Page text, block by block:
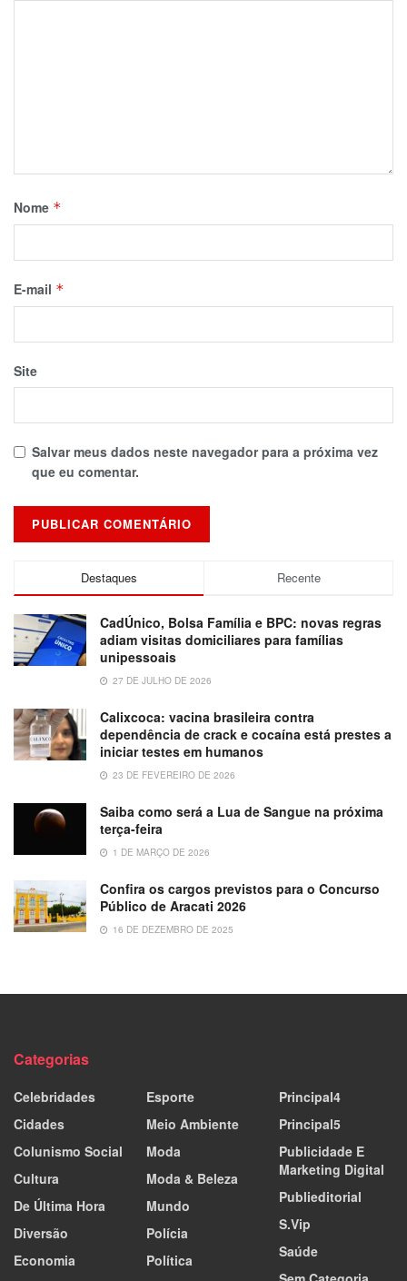
Nome *
E-mail *
Site
Salvar meus dados neste navegador para a próxima vez
que eu comentar.
Destaques Recente
CadÚnico, Bolsa Família e BPC: novas regras
adiam visitas domiciliares para famílias
unipessoais
27 DE JULHO DE 2026
Calixcoca: vacina brasileira contra
dependência de crack e cocaína está prestes a
iniciar testes em humanos
23 DE FEVEREIRO DE 2026
Saiba como será a Lua de Sangue na próxima
terça-feira
1 DE MARÇO DE 2026
Confira os cargos previstos para o Concurso
Público de Aracati 2026
16 DE DEZEMBRO DE 2025
Categorias
Celebridades
Cidades
Colunismo Social
Cultura
De Última Hora
Diversão
Economia
Esporte
Meio Ambiente
Moda
Moda & Beleza
Mundo
Polícia
Política
Principal4
Principal5
Publicidade E
Marketing Digital
Publieditorial
S.Vip
Saúde